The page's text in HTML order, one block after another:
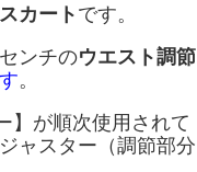
カート です。
ンチのウエスト調節
。
】が順次使用されて
ャスター（調節部分